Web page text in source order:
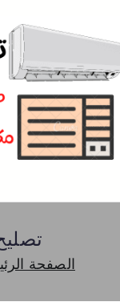
الصفحة